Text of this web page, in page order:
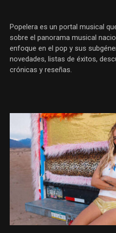
Popelera es un portal musical
sobre el panorama musical
enfoque en el pop y sus
novedades, listas de éxitos,
crónicas y reseñas.